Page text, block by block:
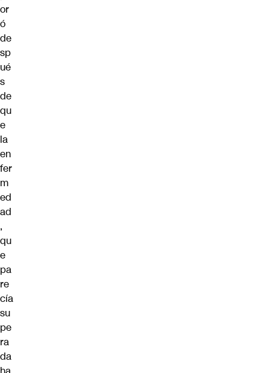
or
ó
de
sp
ué
s
de
qu
e
la
en
fer
m
ed
ad
,
qu
e
pa
re
cía
su
pe
ra
da